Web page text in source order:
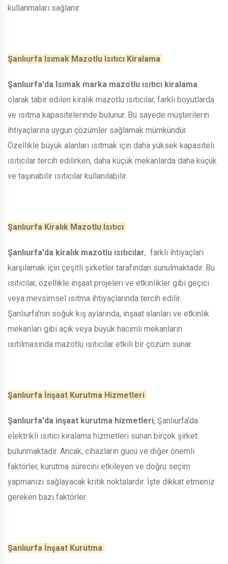
kullanmaları sağlanır.
Şanlıurfa Isımak Mazotlu Isıtıcı Kiralama
Şanlıurfa'da Isımak marka mazotlu ısıtıcı kiralama
olarak tabir edilen kiralık mazotlu ısıtıcılar, farklı boyutlarda
ve ısıtma kapasitelerinde bulunur. Bu sayede müşterilerin
ihtiyaçlarına uygun çözümler sağlamak mümkündür.
Özellikle büyük alanları ısıtmak için daha yüksek kapasiteli
ısıtıcılar tercih edilirken, daha küçük mekanlarda daha küçük
ve taşınabilir ısıtıcılar kullanılabilir.
Şanlıurfa Kiralık Mazotlu Isıtıcı
Şanlıurfa'da kiralık mazotlu ısıtıcılar, farklı ihtiyaçları
karşılamak için çeşitli şirketler tarafından sunulmaktadır. Bu
ısıtıcılar, özellikle inşaat projeleri ve etkinlikler gibi geçici
veya mevsimsel ısıtma ihtiyaçlarında tercih edilir.
Şanlıurfa'nın soğuk kış aylarında, inşaat alanları ve etkinlik
mekanları gibi açık veya büyük hacimli mekanların
ısıtılmasında mazotlu ısıtıcılar etkili bir çözüm sunar.
Şanlıurfa İnşaat Kurutma Hizmetleri
Şanlıurfa'da inşaat kurutma hizmetleri, Şanlıurfa'da
elektrikli ısıtıcı kiralama hizmetleri sunan birçok şirket
bulunmaktadır. Ancak, cihazların gücü ve diğer önemli
faktörler, kurutma sürecini etkileyen ve doğru seçim
yapmanızı sağlayacak kritik noktalardır. İşte dikkat etmeniz
gereken bazı faktörler
Şanlıurfa İnşaat Kurutma